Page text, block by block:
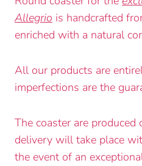
Allegrio is handcrafted
enriched with a natural
All our products are
imperfections are the
The coaster are produced
delivery will take place
the event of an